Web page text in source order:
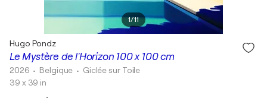
1/11
Le Mystère de l'Horizon 100 x 100 cm
Hugo Pondz
2026 • Belgique • Giclée sur Toile
39 x 39 in